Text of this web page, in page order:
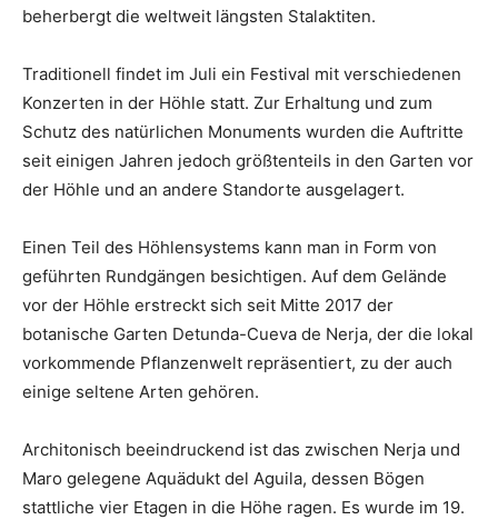
beherbergt die weltweit längsten Stalaktiten.
Traditionell findet im Juli ein Festival mit verschiedenen
Konzerten in der Höhle statt. Zur Erhaltung und zum
Schutz des natürlichen Monuments wurden die Auftritte
seit einigen Jahren jedoch größtenteils in den Garten vor
der Höhle und an andere Standorte ausgelagert.
Einen Teil des Höhlensystems kann man in Form von
geführten Rundgängen besichtigen. Auf dem Gelände
vor der Höhle erstreckt sich seit Mitte 2017 der
botanische Garten Detunda-Cueva de Nerja, der die lokal
vorkommende Pflanzenwelt repräsentiert, zu der auch
einige seltene Arten gehören.
Architonisch beeindruckend ist das zwischen Nerja und
Maro gelegene Aquädukt del Aguila, dessen Bögen
stattliche vier Etagen in die Höhe ragen. Es wurde im 19.